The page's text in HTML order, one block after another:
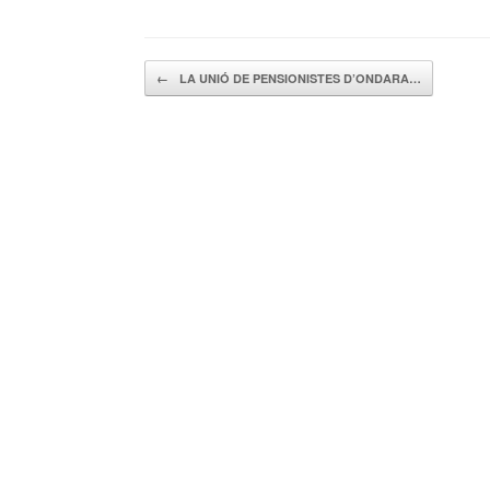
Navegador de artículos
← LA UNIÓ DE PENSIONISTES D’ONDARA…